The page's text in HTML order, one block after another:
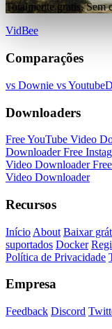
Totalmente grátis. Sem
VidBee
Comparações
vs Downie vs
Downloaders
Free YouTube Video
DownloaderFree
Video Downloader
Video Downloader
Recursos
Início About Baixar
suportados Docker
Política de Privacidade
Empresa
Feedback Discord